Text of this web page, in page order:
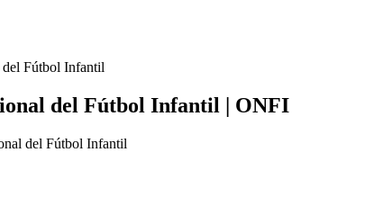
Fútbol Infantil
del Fútbol Infantil | ONFI
del Fútbol Infantil